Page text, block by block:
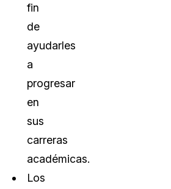
fin
de
ayudarles
a
progresar
en
sus
carreras
académicas.
Los